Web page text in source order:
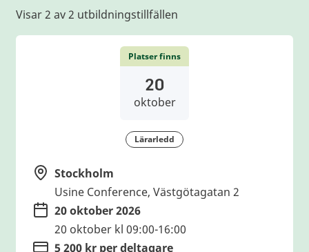
Visar 2 av 2 utbildningstillfällen
Platser finns
20
oktober
Lärarledd
Stockholm
Usine Conference, Västgötagatan 2
20 oktober 2026
20 oktober kl 09:00-16:00
5 200 kr per deltagare